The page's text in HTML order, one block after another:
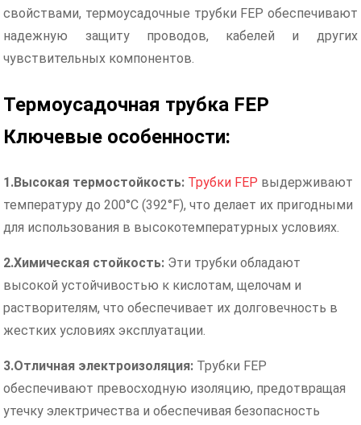
свойствами, термоусадочные трубки FEP обеспечивают
надежную защиту проводов, кабелей и других
чувствительных компонентов.
Термоусадочная трубка FEP
Ключевые особенности:
1.Высокая термостойкость: Трубки FEP выдерживают
температуру до 200°C (392°F), что делает их пригодными
для использования в высокотемпературных условиях.
2.Химическая стойкость: Эти трубки обладают
высокой устойчивостью к кислотам, щелочам и
растворителям, что обеспечивает их долговечность в
жестких условиях эксплуатации.
3.Отличная электроизоляция: Трубки FEP
обеспечивают превосходную изоляцию, предотвращая
утечку электричества и обеспечивая безопасность